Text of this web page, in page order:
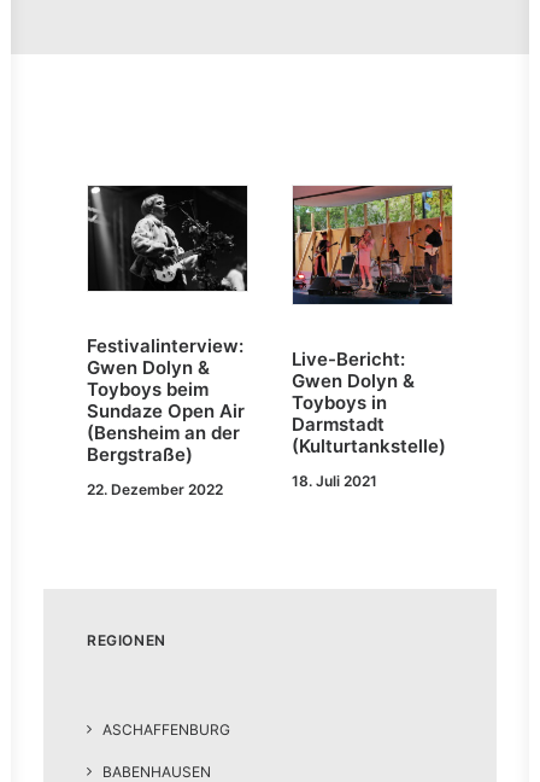
Festivalinterview:
Gwen Dolyn &
Toyboys beim
Sundaze Open Air
(Bensheim an der
Bergstraße)
22. Dezember 2022
Live-Bericht:
Gwen Dolyn &
Toyboys in
Darmstadt
(Kulturtankstelle)
18. Juli 2021
REGIONEN
ASCHAFFENBURG
BABENHAUSEN